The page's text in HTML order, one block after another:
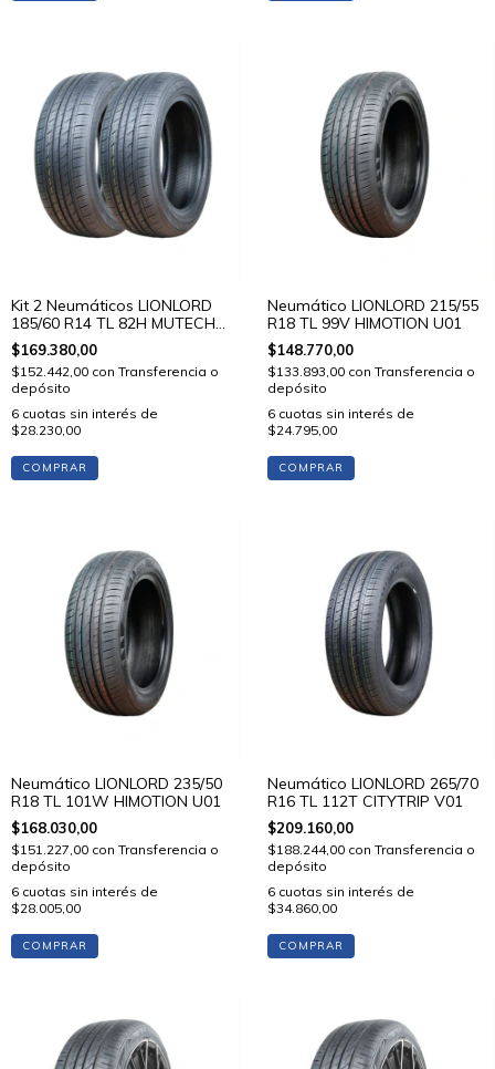
Kit 2 Neumáticos LIONLORD
185/60 R14 TL 82H MUTECH
H01
$169.380,00
$152.442,00 con Transferencia o
depósito
6 cuotas sin interés de
$28.230,00
COMPRAR
Neumático LIONLORD 215/55
R18 TL 99V HIMOTION U01
$148.770,00
$133.893,00 con Transferencia o
depósito
6 cuotas sin interés de
$24.795,00
COMPRAR
Neumático LIONLORD 235/50
R18 TL 101W HIMOTION U01
$168.030,00
$151.227,00 con Transferencia o
depósito
6 cuotas sin interés de
$28.005,00
COMPRAR
Neumático LIONLORD 265/70
R16 TL 112T CITYTRIP V01
$209.160,00
$188.244,00 con Transferencia o
depósito
6 cuotas sin interés de
$34.860,00
COMPRAR